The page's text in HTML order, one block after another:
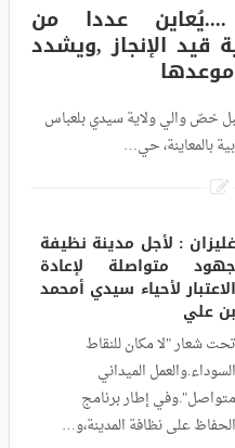
عددا من
قيد الإنجاز ,ويشدد
خصّ والي ولاية سيدي بلعباس
بالمعاينة، حي…
غليزان : لأجل مدينة نظيفة
جهود متواصلة لإعادة
الاعتبار لأحياء سيدي أمحمد
بن علي
تحت شعار "لا مكان للنقاط
السوداء.والعمل الميداني
متواصل".وفي إطار برنامج
الحفاظ على نظافة المدينة،و…